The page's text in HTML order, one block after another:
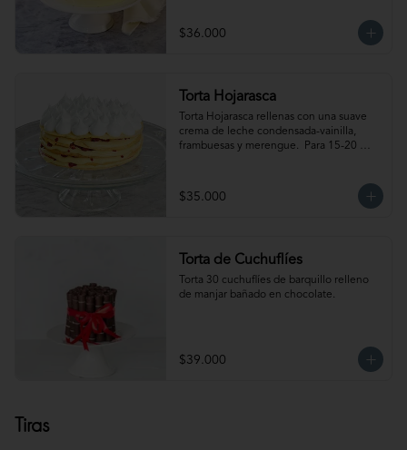
de 2 a 3 horas a temperatura ambiente
antes de servir.
$36.000
Torta Hojarasca
Torta Hojarasca rellenas con una suave
crema de leche condensada-vainilla,
frambuesas y merengue.  Para 15-20
hora a temperatura ambiente antes de
servir.
$35.000
Torta de Cuchuflíes
Torta 30 cuchuflíes de barquillo relleno
de manjar bañado en chocolate.
$39.000
Tiras